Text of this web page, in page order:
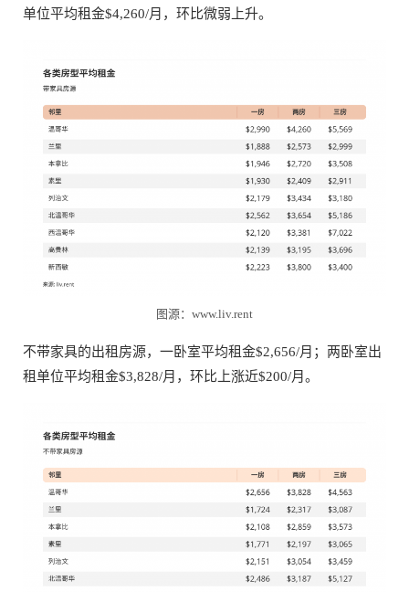
单位平均租金$4,260/月，环比微弱上升。
图源：www.liv.rent
不带家具的出租房源，一卧室平均租金$2,656/月；两卧室出
租单位平均租金$3,828/月，环比上涨近$200/月。